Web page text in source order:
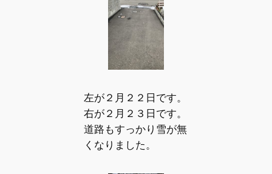
左が２月２２日です。
右が２月２３日です。
道路もすっかり雪が無
くなりました。